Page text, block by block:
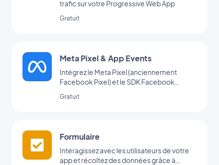
trafic sur votre Progressive Web App
Gratuit
Meta Pixel & App Events
Intégrez le Meta Pixel (anciennement
Facebook Pixel) et le SDK Facebook
analyser le comportement de vos
Gratuit
Formulaire
Interagissez avec les utilisateurs de votre
app et récoltez des données grâce à